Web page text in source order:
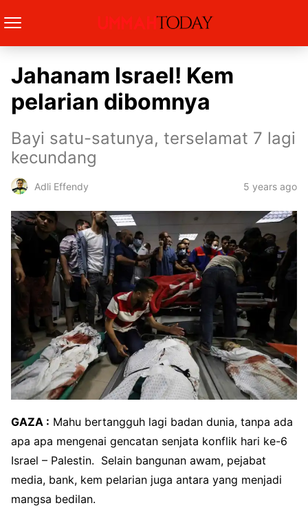
Jahanam Israel! Kem
pelarian dibomnya
Bayi satu-satunya, terselamat 7 lagi
kecundang
Adli Effendy 5 years ago
GAZA : Mahu bertangguh lagi badan dunia, tanpa ada
apa apa mengenai gencatan senjata konflik hari ke-6
Israel – Palestin. Selain bangunan awam, pejabat
media, bank, kem pelarian juga antara yang menjadi
mangsa bedilan.